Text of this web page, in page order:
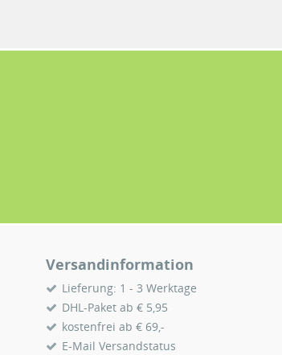
Versandinformation
Lieferung: 1 - 3 Werktage
DHL-Paket ab € 5,95
kostenfrei ab € 69,-
E-Mail Versandstatus